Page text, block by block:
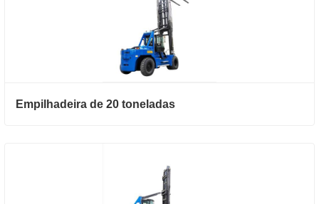
Empilhadeira de 20 toneladas